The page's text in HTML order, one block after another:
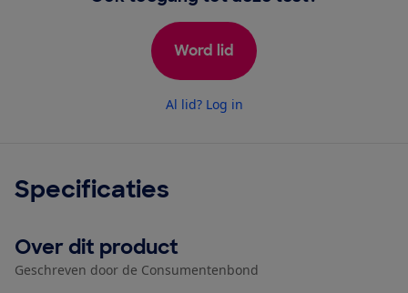
Word lid
Al lid? Log in
Specificaties
Over dit product
Geschreven door de Consumentenbond